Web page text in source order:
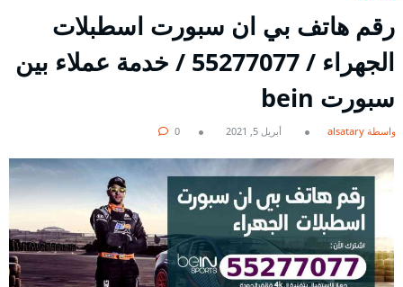
رقم هاتف بي ان سبورت اسطبلات
الجهراء / 55277077 / خدمة عملاء بين
سبورت bein
بواسطة alsatary أبريل 5, 2021 0